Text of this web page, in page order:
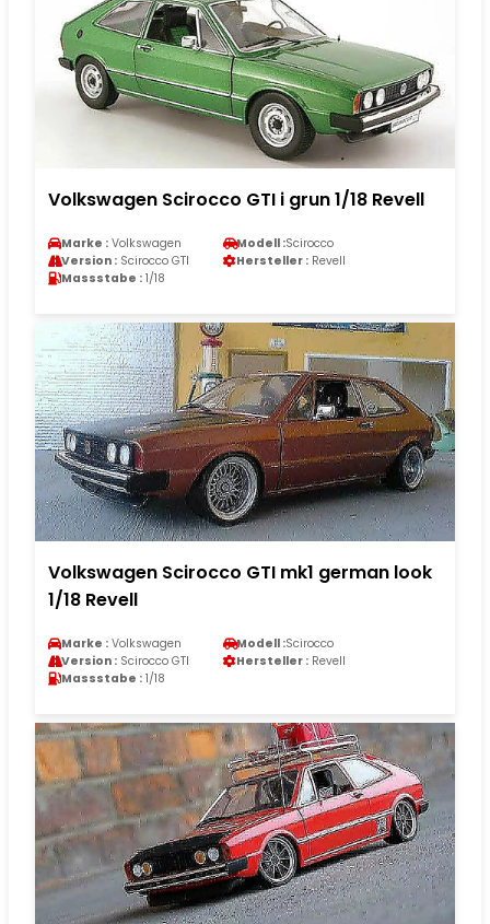
Volkswagen Scirocco GTI i grun 1/18 Revell
Marke : Volkswagen Modell :Scirocco
Version : Scirocco GTI Hersteller : Revell
Massstabe : 1/18
Volkswagen Scirocco GTI mk1 german look
1/18 Revell
Marke : Volkswagen Modell :Scirocco
Version : Scirocco GTI Hersteller : Revell
Massstabe : 1/18